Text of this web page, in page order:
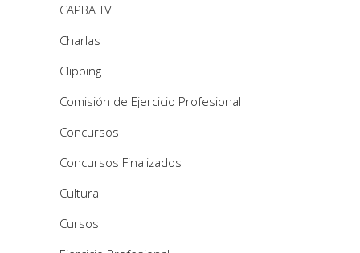
CAPBA TV
Charlas
Clipping
Comisión de Ejercicio Profesional
Concursos
Concursos Finalizados
Cultura
Cursos